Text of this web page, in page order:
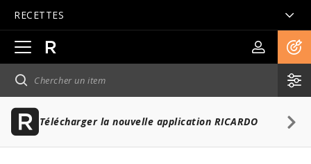
RECETTES
Ouvrir
la
navigation
principale
Télécharger la nouvelle application RICARDO